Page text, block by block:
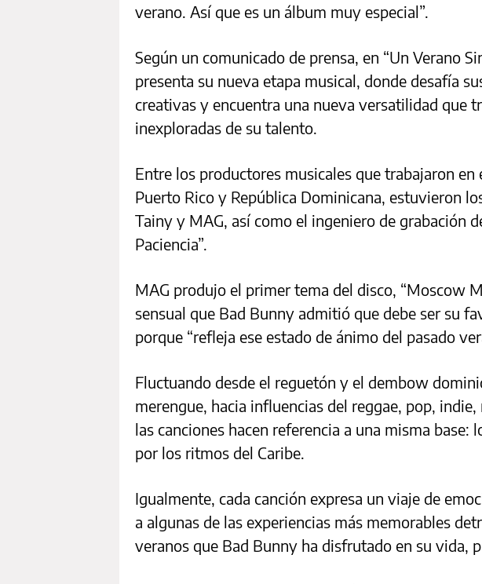
verano. Así que es un álbum muy especial”.
Según un comunicado de prensa, en “Un Verano
presenta su nueva etapa musical, donde desafía
creativas y encuentra una nueva versatilidad que
inexploradas de su talento.
Entre los productores musicales que trabajaron en
Puerto Rico y República Dominicana, estuvieron
Tainy y MAG, así como el ingeniero de grabación
Paciencia”.
MAG produjo el primer tema del disco, “Moscow
sensual que Bad Bunny admitió que debe ser su
porque “refleja ese estado de ánimo del pasado
Fluctuando desde el reguetón y el dembow
merengue, hacia influencias del reggae, pop,
las canciones hacen referencia a una misma base:
por los ritmos del Caribe.
Igualmente, cada canción expresa un viaje de
a algunas de las experiencias más memorables
veranos que Bad Bunny ha disfrutado en su vida,